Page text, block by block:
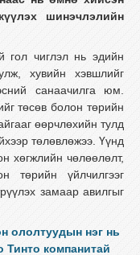
шинэчлэлийн
гол чиглэл нь эдийн
хувийн хэвшлийг
санаачилга юм.
төсөв болон төрийн
өөрчлөхийн тулд
төлөвлөжээ. Үүнд
хөгжлийн чөлөөлөлт,
төрийн үйлчилгээг
замаар авилгыг
ололтуудын нэг нь
компанитай